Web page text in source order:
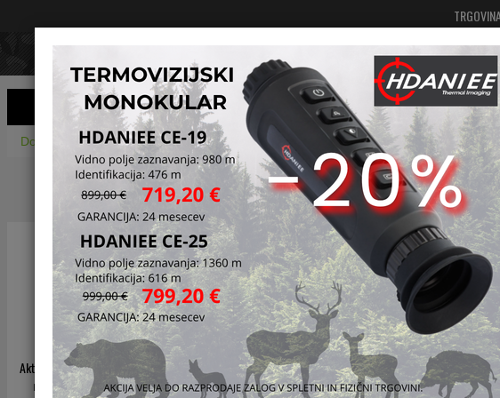
Prijavi se
Vaša košarica je še prazna
Domov Army oblačila in oprema Zaščitna oprema
Akcijski artikli v
Aktivni glušniki CALDWELL E-MAX
nizek profil + zaščitna očala